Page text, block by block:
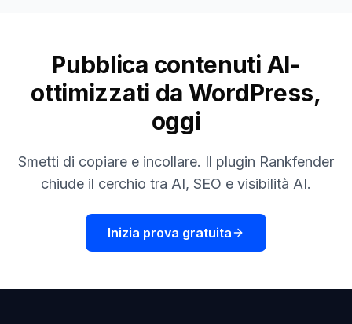
Pubblica contenuti AI-
ottimizzati da WordPress,
oggi
Smetti di copiare e incollare. Il plugin Rankfender
chiude il cerchio tra AI, SEO e visibilità AI.
Inizia prova gratuita